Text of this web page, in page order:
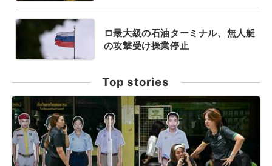
ロ最大級の石油ターミナル、無人艇
の攻撃受け操業停止
Top stories